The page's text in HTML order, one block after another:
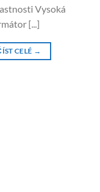
Vysoká
[...]
CELÉ →